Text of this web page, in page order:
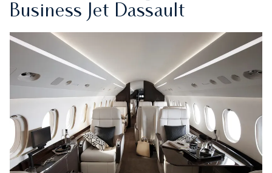
Business Jet Dassault